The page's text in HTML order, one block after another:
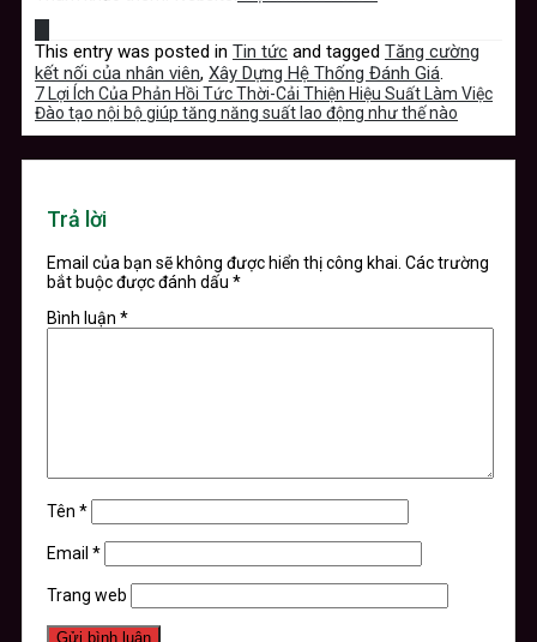
This entry was posted in Tin tức and tagged Tăng cường
kết nối của nhân viên, Xây Dựng Hệ Thống Đánh Giá.
7 Lợi Ích Của Phản Hồi Tức Thời-Cải Thiện Hiệu Suất Làm Việc
Đào tạo nội bộ giúp tăng năng suất lao động như thế nào
Trả lời
Email của bạn sẽ không được hiển thị công khai. Các trường
bắt buộc được đánh dấu *
Bình luận *
Tên *
Email *
Trang web